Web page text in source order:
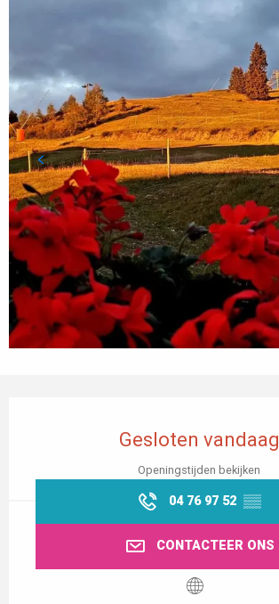
Gesloten vandaag
Openingstijden bekijken
04 76 97 52 ▒▒
CONTACTEER ONS